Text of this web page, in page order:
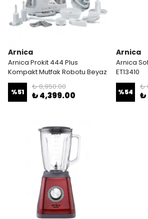
Arnica
Arnica Prokit 444 Plus
Kompakt Mutfak Robotu Beyaz
%51
₺ 8,950.00
₺ 4,399.00
Arnica
Arnica
ET13410
%54
₺
₺